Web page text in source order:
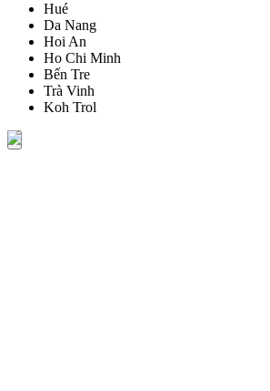
Hué
Da Nang
Hoi An
Ho Chi Minh
Bến Tre
Trà Vinh
Koh Trol